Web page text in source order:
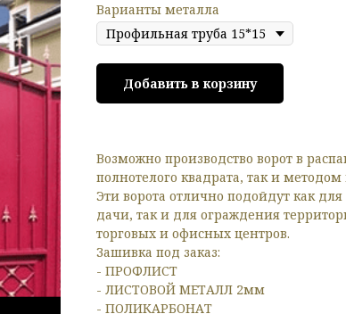
Варианты металла
Добавить в корзину
Возможно производство ворот в
полнотелого квадрата, так и методом
Эти ворота отлично подойдут как
дачи, так и для ограждения
торговых и офисных центров.
Зашивка под заказ:
- ПРОФЛИСТ
- ЛИСТОВОЙ МЕТАЛЛ 2мм
- ПОЛИКАРБОНАТ